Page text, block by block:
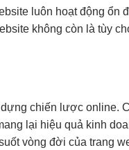
luôn hoạt động ổn
không còn là tùy
chiến lược online.
lại hiệu quả kinh
vòng đời của trang